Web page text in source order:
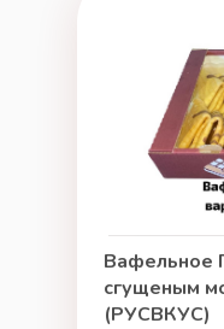
Вафельное
сгущеным
(РУСВКУС)